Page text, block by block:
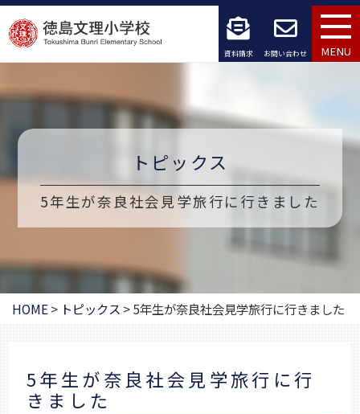
コ
ン
へ
ッ
プ
資料請求 お問い合わせ MENU
トピックス
5年生が奈良社会見学旅行に行きました
HOME> トピックス >5年生が奈良社会見学旅行に行きました
5年生が奈良社会見学旅行に行
きました